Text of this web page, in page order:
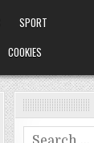
SPORT
COOKIES
Search